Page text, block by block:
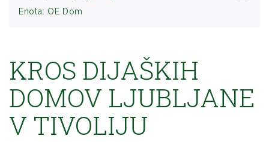
Enota: OE Dom
KROS DIJAŠKIH
DOMOV LJUBLJANE
V TIVOLIJU